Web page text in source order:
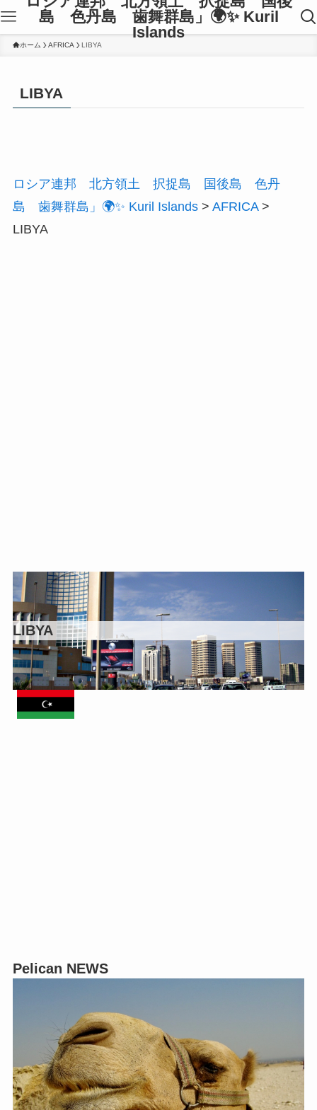
島 色丹島 歯舞群島」🌍✨ Kuril
Islands
ホーム AFRICA LIBYA
LIBYA
ロシア連邦 北方領土 択捉島 国後島 色丹
島 歯舞群島」🌍✨ Kuril Islands> AFRICA>
LIBYA
LIBYA
Pelican NEWS